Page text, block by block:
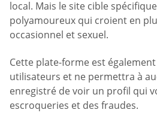
local. Mais le site cible
polyamoureux qui croient en
occasionnel et sexuel.
Cette plate-forme est
utilisateurs et ne permettra à
enregistré de voir un profil qui
escroqueries et des fraudes.